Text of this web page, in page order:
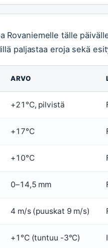
Rovaniemelle tälle
paljastaa eroja sekä
ARVO
+21°C, pilvistä
+17°C
+10°C
0–14,5 mm
4 m/s (puuskat 9 m/s)
+1°C (tuntuu -3°C)